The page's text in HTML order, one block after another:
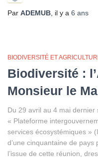
Par ADEMUB , il y a 6 ans
BIODIVERSITÉ ET
Biodiversité :
Monsieur le
Du 29 avril au 4 mai
« Plateforme
services écosystémiques »
d’une cinquantaine de
l’issue de cette réunion,